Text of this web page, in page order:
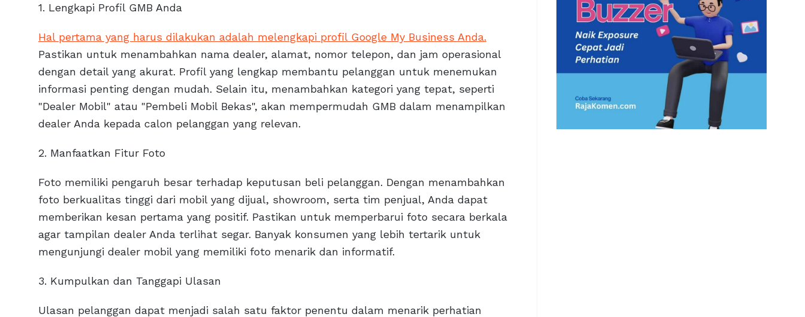
1. Lengkapi Profil GMB Anda
Hal pertama yang harus dilakukan adalah melengkapi profil Google My Business Anda.
Pastikan untuk menambahkan nama dealer, alamat, nomor telepon, dan jam operasional
dengan detail yang akurat. Profil yang lengkap membantu pelanggan untuk menemukan
informasi penting dengan mudah. Selain itu, menambahkan kategori yang tepat, seperti
"Dealer Mobil" atau "Pembeli Mobil Bekas", akan mempermudah GMB dalam menampilkan
dealer Anda kepada calon pelanggan yang relevan.
2. Manfaatkan Fitur Foto
Foto memiliki pengaruh besar terhadap keputusan beli pelanggan. Dengan menambahkan
foto berkualitas tinggi dari mobil yang dijual, showroom, serta tim penjual, Anda dapat
memberikan kesan pertama yang positif. Pastikan untuk memperbarui foto secara berkala
agar tampilan dealer Anda terlihat segar. Banyak konsumen yang lebih tertarik untuk
mengunjungi dealer mobil yang memiliki foto menarik dan informatif.
3. Kumpulkan dan Tanggapi Ulasan
Ulasan pelanggan dapat menjadi salah satu faktor penentu dalam menarik perhatian